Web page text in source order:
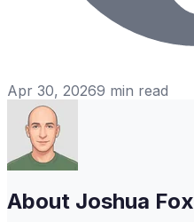
Apr 30, 20269 min read
About Joshua Fox